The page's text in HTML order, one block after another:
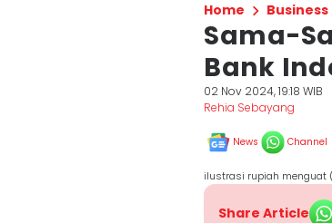
Home Business
Sama-
Bank
02 Nov 2024, 19:18 WIB
Rehia Sebayang
News Channel
ilustrasi rupiah menguat
Share Article